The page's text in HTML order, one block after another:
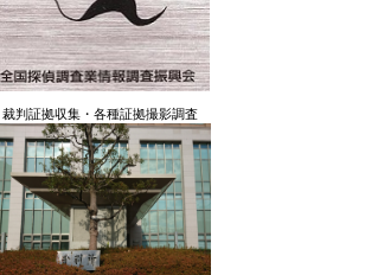
裁判証拠収集・各種証拠撮影調査